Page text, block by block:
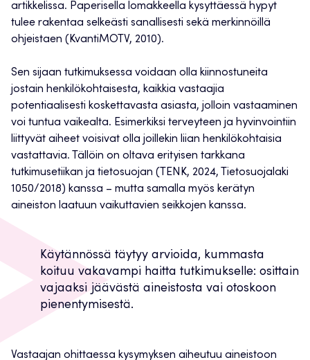
artikkelissa. Paperisella lomakkeella kysyttäessä hypyt
tulee rakentaa selkeästi sanallisesti sekä merkinnöillä
ohjeistaen (KvantiMOTV, 2010).
Sen sijaan tutkimuksessa voidaan olla kiinnostuneita
jostain henkilökohtaisesta, kaikkia vastaajia
potentiaalisesti koskettavasta asiasta, jolloin vastaaminen
voi tuntua vaikealta. Esimerkiksi terveyteen ja hyvinvointiin
liittyvät aiheet voisivat olla joillekin liian henkilökohtaisia
vastattavia. Tällöin on oltava erityisen tarkkana
tutkimusetiikan ja tietosuojan (TENK, 2024, Tietosuojalaki
1050/2018) kanssa – mutta samalla myös kerätyn
aineiston laatuun vaikuttavien seikkojen kanssa.
Käytännössä täytyy arvioida, kummasta
koituu vakavampi haitta tutkimukselle: osittain
vajaaksi jäävästä aineistosta vai otoskoon
pienentymisestä.
Vastaajan ohittaessa kysymyksen aiheutuu aineistoon